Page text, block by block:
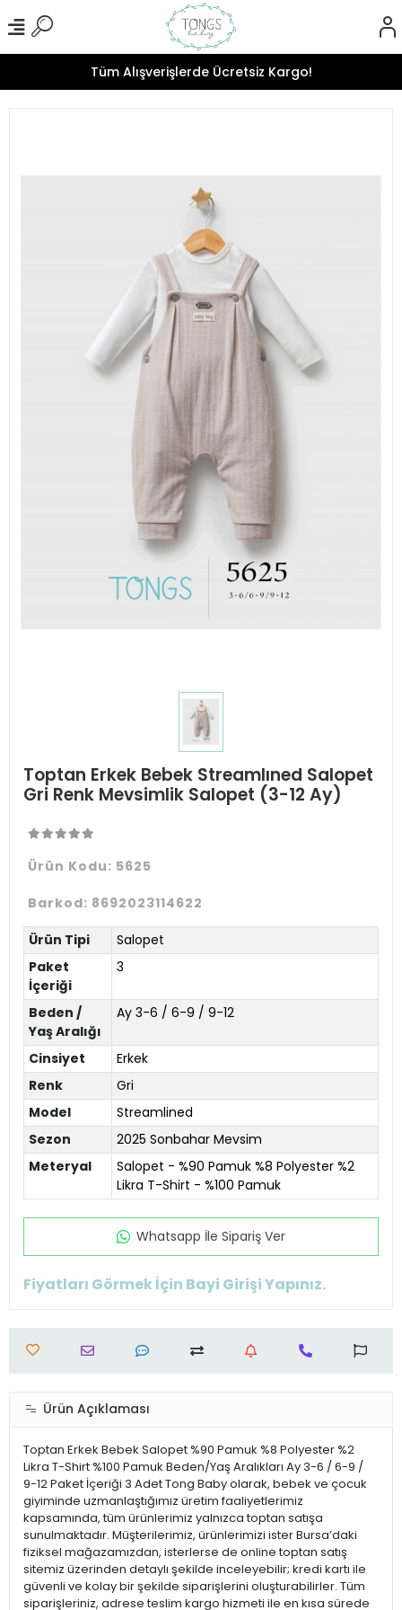
Tüm Alışverişlerde Ücretsiz Kargo!
Toptan Erkek Bebek Streamlıned Salopet
Gri Renk Mevsimlik Salopet (3-12 Ay)
Ürün Kodu: 5625
Barkod: 8692023114622
Ürün Tipi
Salopet
Paket
İçeriği
3
Beden /
Yaş Aralığı
Ay 3-6 / 6-9 / 9-12
Cinsiyet
Erkek
Renk
Gri
Model
Streamlined
Sezon
2025 Sonbahar Mevsim
Meteryal
Salopet - %90 Pamuk %8 Polyester %2
Likra T-Shirt - %100 Pamuk
Whatsapp İle Sipariş Ver
Fiyatları Görmek İçin Bayi Girişi Yapınız.
Ürün Açıklaması
Toptan Erkek Bebek Salopet %90 Pamuk %8 Polyester %2
Likra T-Shirt %100 Pamuk Beden/Yaş Aralıkları Ay 3-6 / 6-9 /
9-12 Paket İçeriği 3 Adet Tong Baby olarak, bebek ve çocuk
giyiminde uzmanlaştığımız üretim faaliyetlerimiz
kapsamında, tüm ürünlerimiz yalnızca toptan satışa
sunulmaktadır. Müşterilerimiz, ürünlerimizi ister Bursa’daki
fiziksel mağazamızdan, isterlerse de online toptan satış
sitemiz üzerinden detaylı şekilde inceleyebilir; kredi kartı ile
güvenli ve kolay bir şekilde siparişlerini oluşturabilirler. Tüm
siparişleriniz, adrese teslim kargo hizmeti ile en kısa sürede